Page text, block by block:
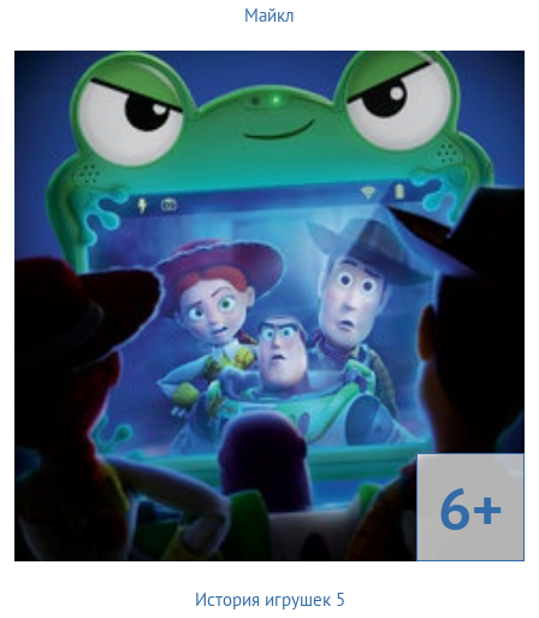
Майкл
6+
История игрушек 5